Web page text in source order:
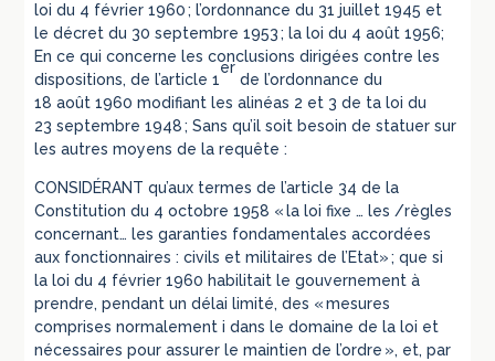
loi du 4 février 1960 ; l’ordonnance du 31 juillet 1945 et
le décret du 30 septembre 1953 ; la loi du 4 août 1956;
En ce qui concerne les conclusions dirigées contre les
dispositions, de l’article 1
er
de l’ordonnance du
18 août 1960 modifiant les alinéas 2 et 3 de ta loi du
23 septembre 1948 ; Sans qu’il soit besoin de statuer sur
les autres moyens de la requête :
CONSIDÉRANT qu’aux termes de l’article 34 de la
Constitution du 4 octobre 1958 « la loi fixe … les /règles
concernant… les garanties fondamentales accordées
aux fonctionnaires : civils et militaires de l’Etat» ; que si
la loi du 4 février 1960 habilitait le gouvernement à
prendre, pendant un délai limité, des « mesures
comprises normalement i dans le domaine de la loi et
nécessaires pour assurer le maintien de l’ordre », et, par